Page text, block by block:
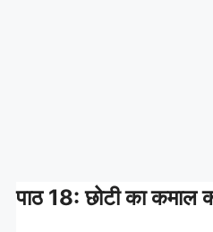
पाठ 18: छोटी का कमाल